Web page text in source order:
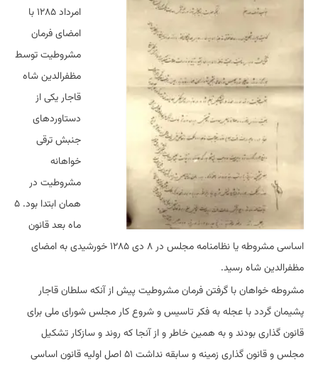
امرداد ۱۲۸۵ با
امضای فرمان
مشروطیت توسط
مظفرالدین شاه
قاجار یکی از
دستاوردهای
جنبش ترقی
خواهانه
مشروطیت در
همان ابتدا بود. ۵
ماه بعد قانون
اساسی مشروطه یا نظامنامه مجلس در ۸ دی ۱۲۸۵ خورشیدی به امضای
مظفرالدین شاه رسید.
مشروطه خواهان با گرفتن فرمان مشروطیت پیش از آنکه سلطان قاجار
پشیمان گردد با عجله به فکر تاسیس و شروع کار مجلس شورای ملی برای
قانون گذاری بودند و به همین خاطر و از آنجا که روند و سازکار تشکیل
مجلس و قانون گذاری زمینه و سابقه نداشت ۵۱ اصل اولیه قانون اساسی